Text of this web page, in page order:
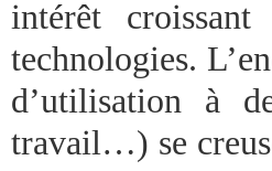
intérêt
technologies.
d’utilisation à
travail…) se